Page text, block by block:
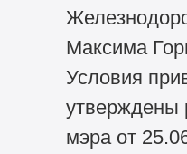
Максима
Условия
утверждены
мэра от